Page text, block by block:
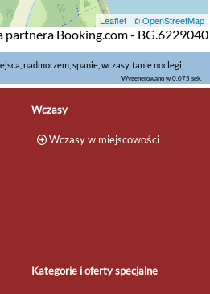
Leaflet | ©OpenStreetMap
partnera Booking.com - BG.6229040
nadmorzem, spanie, wczasy, tanie noclegi,
Wygenerowano w 0.075 sek.
Wczasy
Wczasy w miejscowości
Kategorie i oferty specjalne